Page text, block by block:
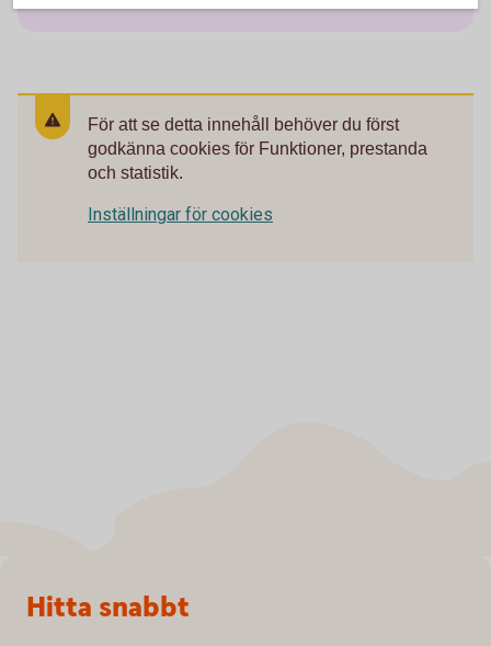
För att se detta innehåll behöver du först
godkänna cookies för Funktioner, prestanda
och statistik.
Inställningar för cookies
Sidfot
Hitta snabbt